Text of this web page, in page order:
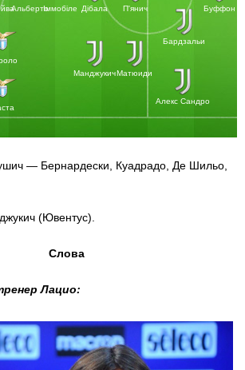
АльбертоІммобіле Буффон
Бардзальи
Алекс Сандро
П'янич
Матюиди
Дібала
Манджукич
— Бернардески, Куадрадо, Де Шильо,
(Ювентус).
Слова
Лацио: